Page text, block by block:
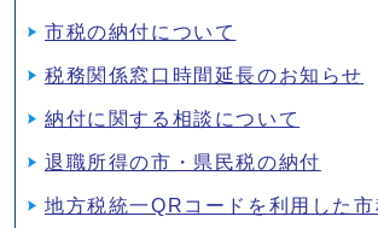
市税の納付について
税務関係窓口時間延長のお知らせ
納付に関する相談について
退職所得の市・県民税の納付
地方税統一QRコードを利用した市